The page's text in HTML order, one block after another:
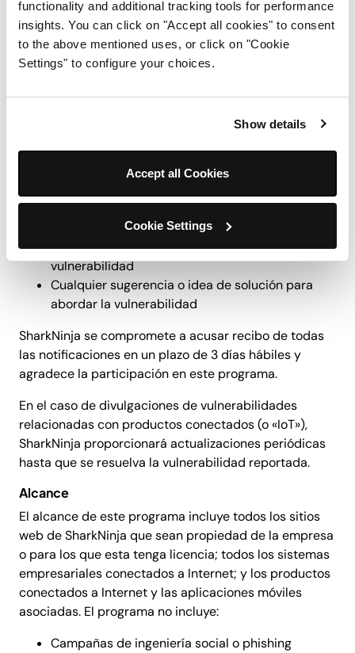
functionality and additional tracking tools for performance
insights. You can click on "Accept all cookies" to consent
to the above mentioned uses, or click on "Cookie
Settings" to configure your choices.
Show details
Accept all Cookies
Cookie Settings
confirmado que la vulnerabilidad ha sido subsanada o
haya autorizado su divulgación pública por escrito
Reportar una vulnerabilidad
aprivacy@sharkninja.compara reportar una
vulnerabilidad. Para ayudarnos a clasificar y priorizar
Cuándo se identificó la vulnerabilidad o el
descubrió la vulnerabilidad
Describa los pasos necesarios para reproducir la
vulnerabilidad
Cualquier sugerencia o idea de solución para
abordar la vulnerabilidad
SharkNinja se compromete a acusar recibo de todas
las notificaciones en un plazo de 3 días hábiles y
agradece la participación en este programa.
En el caso de divulgaciones de vulnerabilidades
relacionadas con productos conectados (o «IoT»),
SharkNinja proporcionará actualizaciones periódicas
hasta que se resuelva la vulnerabilidad reportada.
Alcance
El alcance de este programa incluye todos los sitios
web de SharkNinja que sean propiedad de la empresa
o para los que esta tenga licencia; todos los sistemas
empresariales conectados a Internet; y los productos
conectados a Internet y las aplicaciones móviles
asociadas. El programa no incluye:
Campañas de ingeniería social o phishing